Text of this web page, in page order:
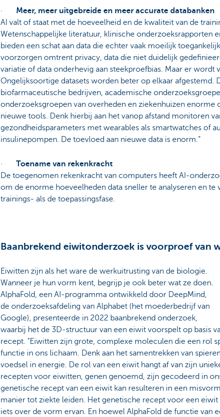
· Meer, meer uitgebreide en meer accurate databanken
AI valt of staat met de hoeveelheid en de kwaliteit van de
Wetenschappelijke literatuur, klinische onderzoeksrapporten
bieden een schat aan data die echter vaak moeilijk
voorzorgen omtrent privacy, data die niet duidelijk
variatie of data onderhevig aan steekproefbias. Maar er wordt
Ongelijksoortige datasets worden beter op elkaar afgestemd.
biofarmaceutische bedrijven, academische
onderzoeksgroepen van overheden en ziekenhuizen enorme
nieuwe tools. Denk hierbij aan het vanop afstand monitoren
gezondheidsparameters met wearables als smartwatches of
insulinepompen. De toevloed aan nieuwe data is enorm.”
· Toename van rekenkracht
De toegenomen rekenkracht van computers heeft AI-
om de enorme hoeveelheden data sneller te analyseren en te
trainings- als de toepassingsfase.
Baanbrekend eiwitonderzoek is voorproef van
Eiwitten zijn als het ware de werkuitrusting van de biologie.
Wanneer je hun vorm kent, begrijp je ook beter wat ze doen.
AlphaFold, een AI-programma ontwikkeld door DeepMind,
de onderzoeksafdeling van Alphabet (het moederbedrijf van
Google), presenteerde in 2022 baanbrekend onderzoek,
waarbij het de 3D-structuur van een eiwit voorspelt op basis
recept. “Eiwitten zijn grote, complexe moleculen die een rol
functie in ons lichaam. Denk aan het samentrekken van
voedsel in energie. De rol van een eiwit hangt af van zijn
recepten voor eiwitten, genen genoemd, zijn gecodeerd in
genetische recept van een eiwit kan resulteren in een
manier tot ziekte leiden. Het genetische recept voor een
iets over de vorm ervan. En hoewel AlphaFold de functie van